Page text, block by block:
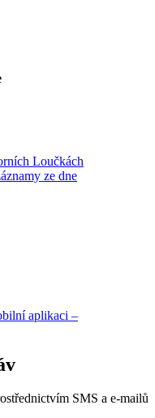
Loučkách
ze dne
aplikaci –
SMS a e-mailů